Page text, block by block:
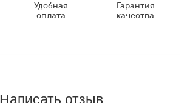
Удобная
оплата
Гарантия
качества
Написать отзыв